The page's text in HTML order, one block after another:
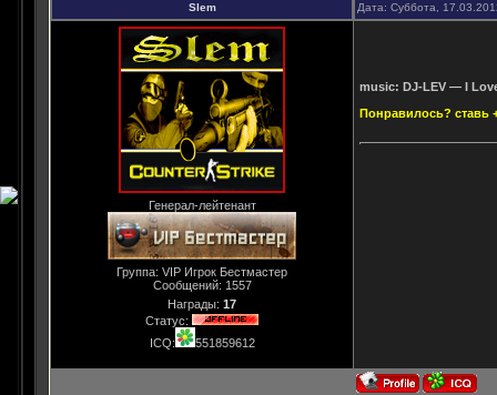
Slem Дата: Суббота,
Генерал-лейтенант
Группа: VIP Игрок Бестмастер
Сообщений: 1557
Награды: 17
Статус:
ICQ:
551859612
music: DJ-LEV — I
Понравилось? ставь